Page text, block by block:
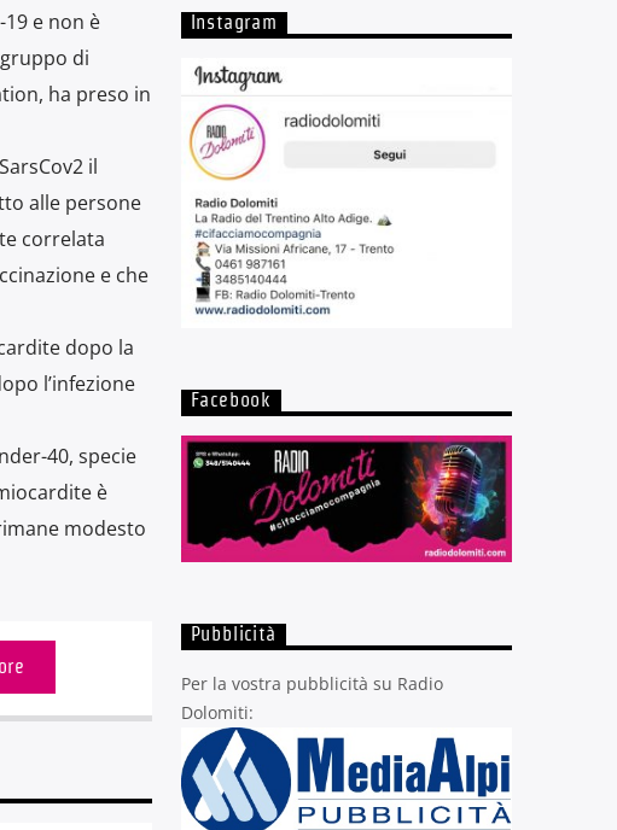
e non è
di
ha preso in
il
alle persone
correlata
e che
dopo la
l’infezione
40, specie
è
modesto
Instagram
Facebook
Pubblicità
Per la vostra pubblicità su Radio
Dolomiti: